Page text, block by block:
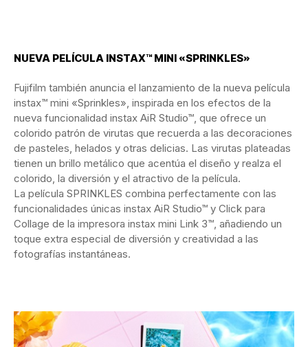
NUEVA PELÍCULA INSTAX™ MINI «SPRINKLES»
Fujifilm también anuncia el lanzamiento de la nueva película
instax™ mini «Sprinkles», inspirada en los efectos de la
nueva funcionalidad instax AiR Studio™, que ofrece un
colorido patrón de virutas que recuerda a las decoraciones
de pasteles, helados y otras delicias. Las virutas plateadas
tienen un brillo metálico que acentúa el diseño y realza el
colorido, la diversión y el atractivo de la película.
La película SPRINKLES combina perfectamente con las
funcionalidades únicas instax AiR Studio™ y Click para
Collage de la impresora instax mini Link 3™, añadiendo un
toque extra especial de diversión y creatividad a las
fotografías instantáneas.